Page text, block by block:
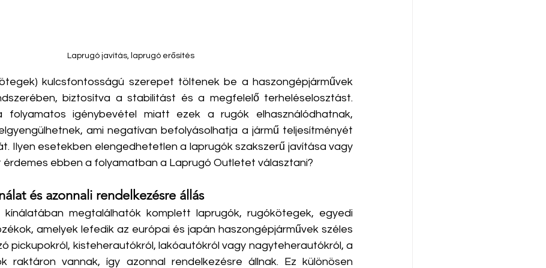
Laprugó javítás, laprugó erősítés
kulcsfontosságú szerepet töltenek be a haszongépjárművek
biztosítva a stabilitást és a megfelelő terheléselosztást.
folyamatos igénybevétel miatt ezek a rugók elhasználódhatnak,
ami negatívan befolyásolhatja a jármű teljesítményét
Ilyen esetekben elengedhetetlen a laprugók szakszerű javítása vagy
érdemes ebben a folyamatban a Laprugó Outletet választani?​
és azonnali rendelkezésre állás
megtalálhatók komplett laprugók, rugókötegek, egyedi
amelyek lefedik az európai és japán haszongépjárművek széles
pickupokról, kisteherautókról, lakóautókról vagy nagyteherautókról, a
raktáron vannak, így azonnal rendelkezésre állnak. Ez különösen